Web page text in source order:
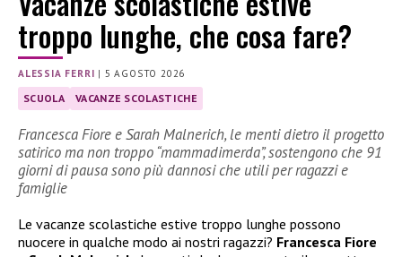
troppo lunghe, che cosa fare?
ALESSIA FERRI | 5 AGOSTO 2026
SCUOLA VACANZE SCOLASTICHE
Francesca Fiore e Sarah Malnerich, le menti dietro il progetto
satirico ma non troppo “mammadimerda”, sostengono che 91
giorni di pausa sono più dannosi che utili per ragazzi e
famiglie
Le vacanze scolastiche estive troppo lunghe possono
nuocere in qualche modo ai nostri ragazzi? Francesca Fiore